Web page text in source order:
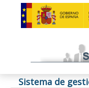
Sistema de